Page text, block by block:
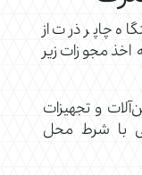
چاپر ذرت از
مجوزات زیر
و تجهیزات
با شرط محل